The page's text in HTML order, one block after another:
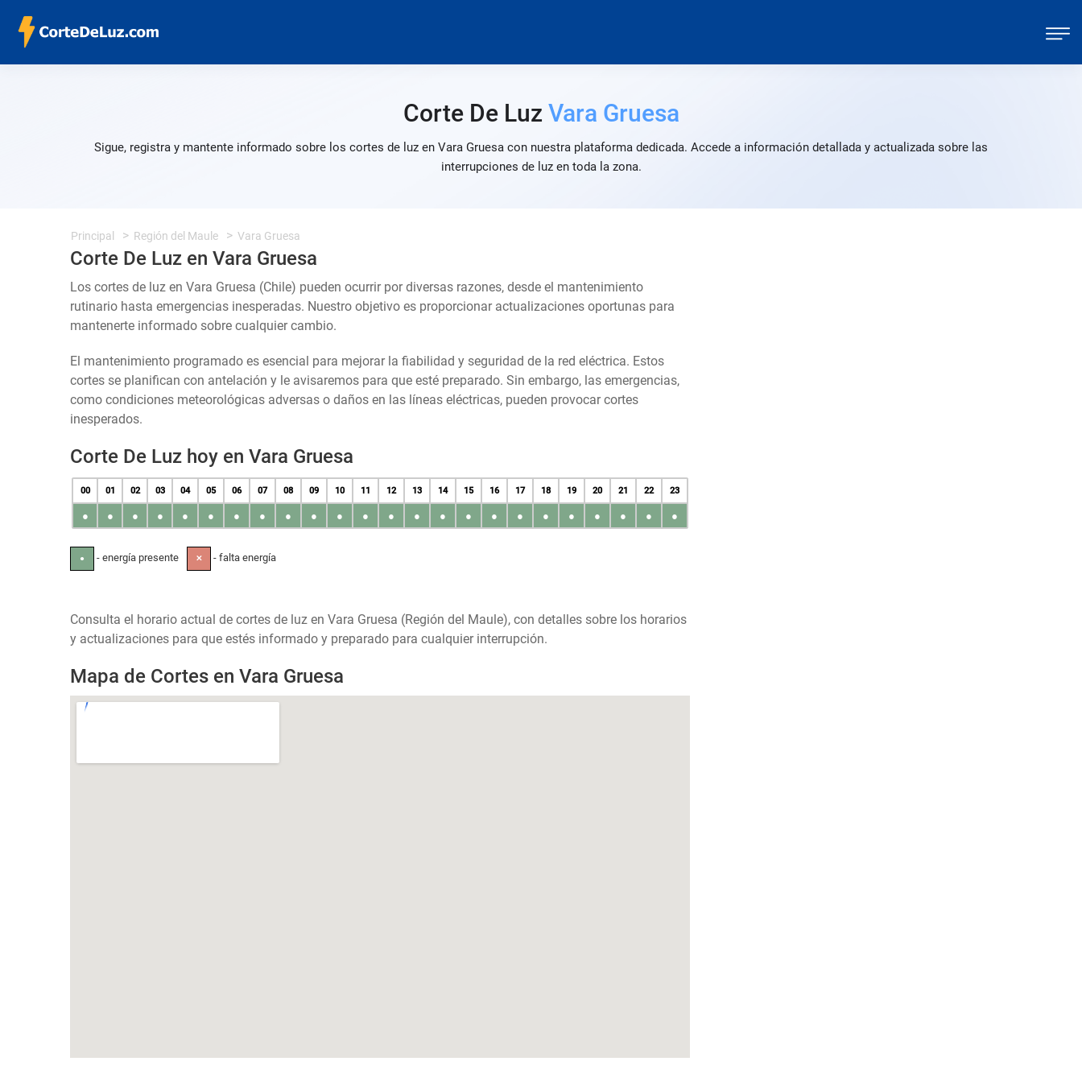
Corte De Luz Vara Gruesa
Sigue, registra y mantente informado sobre los cortes de luz en Vara Gruesa con nuestra plataforma dedicada. Accede a información detallada y actualizada sobre las
interrupciones de luz en toda la zona.
Principal Región del Maule Vara Gruesa
Corte De Luz en Vara Gruesa
Los cortes de luz en Vara Gruesa (Chile) pueden ocurrir por diversas razones, desde el mantenimiento
rutinario hasta emergencias inesperadas. Nuestro objetivo es proporcionar actualizaciones oportunas para
mantenerte informado sobre cualquier cambio.
El mantenimiento programado es esencial para mejorar la fiabilidad y seguridad de la red eléctrica. Estos
cortes se planifican con antelación y le avisaremos para que esté preparado. Sin embargo, las emergencias,
como condiciones meteorológicas adversas o daños en las líneas eléctricas, pueden provocar cortes
inesperados.
Corte De Luz hoy en Vara Gruesa
00 01 02 03 04 05 06 07 08 09 10 11 12 13 14 15 16 17 18 19 20 21 22 23
● ● ● ● ● ● ● ● ● ● ● ● ● ● ● ● ● ● ● ● ● ● ● ●
● - energía presente ✕ - falta energía
Consulta el horario actual de cortes de luz en Vara Gruesa (Región del Maule), con detalles sobre los horarios
y actualizaciones para que estés informado y preparado para cualquier interrupción.
Mapa de Cortes en Vara Gruesa